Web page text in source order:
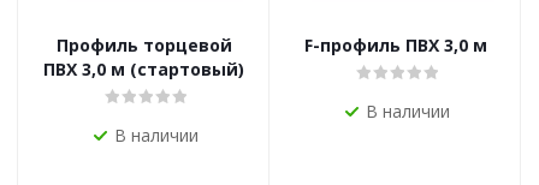
Профиль торцевой
ПВХ 3,0 м (стартовый)
В наличии
F-профиль ПВХ 3,0 м
В наличии